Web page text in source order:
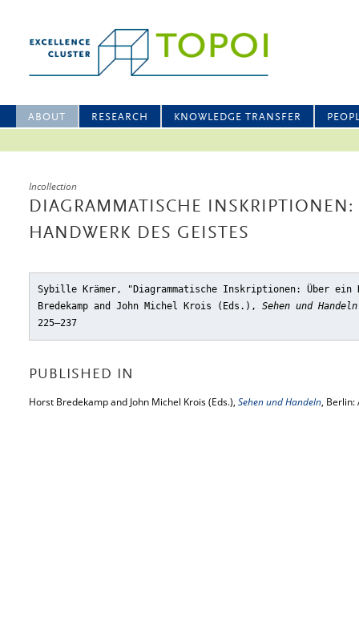
ABOUT RESEARCH KNOWLEDGE TRANSFER
Incollection
DIAGRAMMATISCHE INSKRIPTIONEN:
HANDWERK DES GEISTES
Sybille Krämer, "Diagrammatische Inskriptionen: Über ein
Bredekamp and John Michel Krois (Eds.), Sehen und Handeln
225–237
PUBLISHED IN
Horst Bredekamp and John Michel Krois (Eds.), Sehen und Handeln, Berlin: